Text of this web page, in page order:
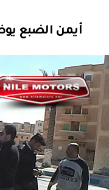
أيمن الضبع